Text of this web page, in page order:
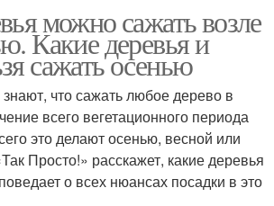
можно сажать возле
Какие деревья и
сажать осенью
что сажать любое дерево в
всего вегетационного периода
это делают осенью, весной или
Просто!» расскажет, какие деревья
о всех нюансах посадки в это